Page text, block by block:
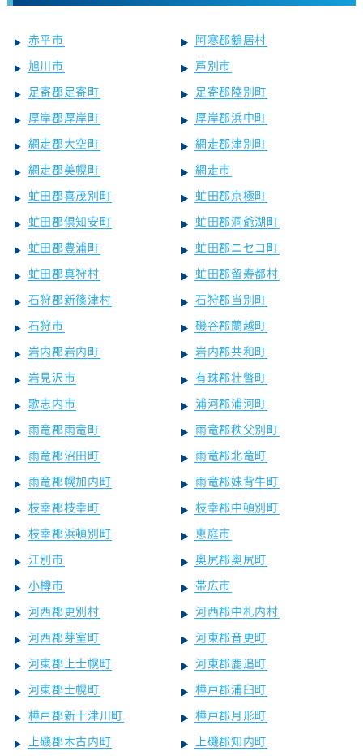
赤平市
阿寒郡鶴居村
旭川市
芦別市
足寄郡足寄町
足寄郡陸別町
厚岸郡厚岸町
厚岸郡浜中町
網走郡大空町
網走郡津別町
網走郡美幌町
網走市
虻田郡喜茂別町
虻田郡京極町
虻田郡倶知安町
虻田郡洞爺湖町
虻田郡豊浦町
虻田郡ニセコ町
虻田郡真狩村
虻田郡留寿都村
石狩郡新篠津村
石狩郡当別町
石狩市
磯谷郡蘭越町
岩内郡岩内町
岩内郡共和町
岩見沢市
有珠郡壮瞥町
歌志内市
浦河郡浦河町
雨竜郡雨竜町
雨竜郡秩父別町
雨竜郡沼田町
雨竜郡北竜町
雨竜郡幌加内町
雨竜郡妹背牛町
枝幸郡枝幸町
枝幸郡中頓別町
枝幸郡浜頓別町
恵庭市
江別市
奥尻郡奥尻町
小樽市
帯広市
河西郡更別村
河西郡中札内村
河西郡芽室町
河東郡音更町
河東郡上士幌町
河東郡鹿追町
河東郡士幌町
樺戸郡浦臼町
樺戸郡新十津川町
樺戸郡月形町
上磯郡木古内町
上磯郡知内町